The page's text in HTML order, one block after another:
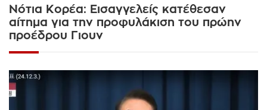
Νότια Κορέα: Εισαγγελείς κατέθεσαν
αίτημα για την προφυλάκιση του πρώην
προέδρου Γιουν